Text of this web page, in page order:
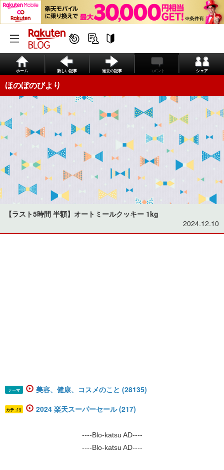
ホーム 新しい記事 過去の記事 コメント シェア
ほのぼのびより
【ラスト5時間 半額】オートミールクッキー 1kg
2024.12.10
テーマ 美容、健康、コスメのこと (28135)
カテゴリ 2024 楽天スーパーセール (217)
----Blo-katsu AD----
----Blo-katsu AD----